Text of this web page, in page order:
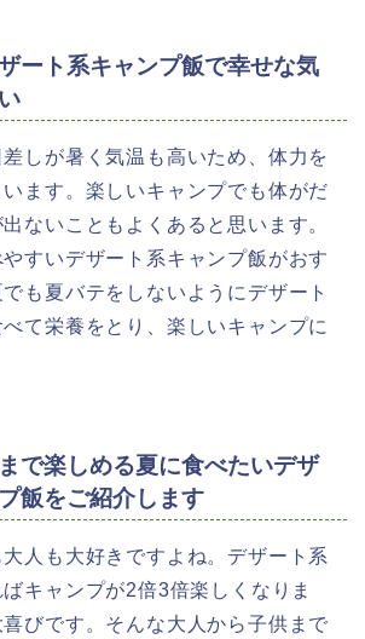
ート系キャンプ飯で幸せな気
しが暑く気温も高いため、体力を
ます。楽しいキャンプでも体がだ
ないこともよくあると思います。
すいデザート系キャンプ飯がおす
も夏バテをしないようにデザート
て栄養をとり、楽しいキャンプに
で楽しめる夏に食べたいデザ
飯をご紹介します
人も大好きですよね。デザート系
キャンプが2倍3倍楽しくなりま
びです。そんな大人から子供まで